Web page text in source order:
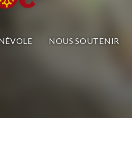
NOUS SOUTENIR